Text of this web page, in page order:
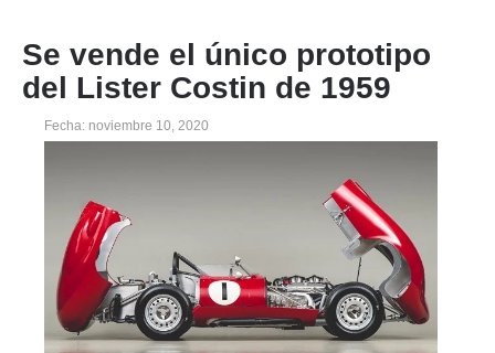
Se vende el único prototipo
del Lister Costin de 1959
Fecha: noviembre 10, 2020